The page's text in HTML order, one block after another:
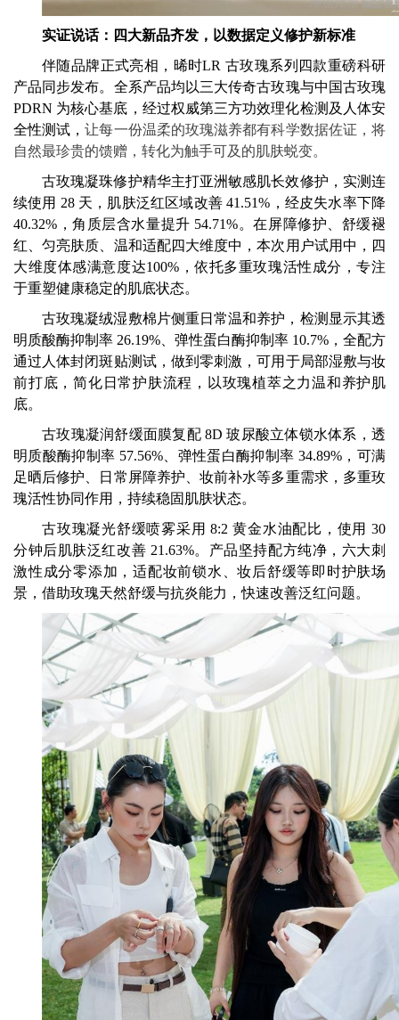
实证说话：四大新品齐发，以数据定义修护新标准
伴随品牌正式亮相，晞时LR 古玫瑰系列四款重磅科研
产品同步发布。全系产品均以三大传奇古玫瑰与中国古玫瑰
PDRN 为核心基底，经过权威第三方功效理化检测及人体安
全性测试，让每一份温柔的玫瑰滋养都有科学数据佐证，将
自然最珍贵的馈赠，转化为触手可及的肌肤蜕变。
古玫瑰凝珠修护精华主打亚洲敏感肌长效修护，实测连
续使用 28 天，肌肤泛红区域改善 41.51%，经皮失水率下降
40.32%，角质层含水量提升 54.71%。在屏障修护、舒缓褪
红、匀亮肤质、温和适配四大维度中，本次用户试用中，四
大维度体感满意度达100%，依托多重玫瑰活性成分，专注
于重塑健康稳定的肌底状态。
古玫瑰凝绒湿敷棉片侧重日常温和养护，检测显示其透
明质酸酶抑制率 26.19%、弹性蛋白酶抑制率 10.7%，全配方
通过人体封闭斑贴测试，做到零刺激，可用于局部湿敷与妆
前打底，简化日常护肤流程，以玫瑰植萃之力温和养护肌
底。
古玫瑰凝润舒缓面膜复配 8D 玻尿酸立体锁水体系，透
明质酸酶抑制率 57.56%、弹性蛋白酶抑制率 34.89%，可满
足晒后修护、日常屏障养护、妆前补水等多重需求，多重玫
瑰活性协同作用，持续稳固肌肤状态。
古玫瑰凝光舒缓喷雾采用 8:2 黄金水油配比，使用 30
分钟后肌肤泛红改善 21.63%。产品坚持配方纯净，六大刺
激性成分零添加，适配妆前锁水、妆后舒缓等即时护肤场
景，借助玫瑰天然舒缓与抗炎能力，快速改善泛红问题。